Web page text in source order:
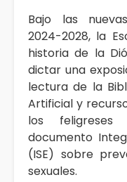
Bajo las
2024-2028, la
historia de la
dictar una
lectura de la
Artificial y
los
documento
(ISE) sobre
sexuales.